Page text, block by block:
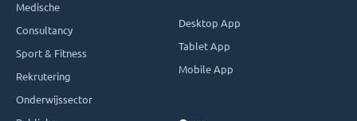
Medische
Consultancy
Sport & Fitness
Rekrutering
Onderwijssector
Desktop App
Tablet App
Mobile App